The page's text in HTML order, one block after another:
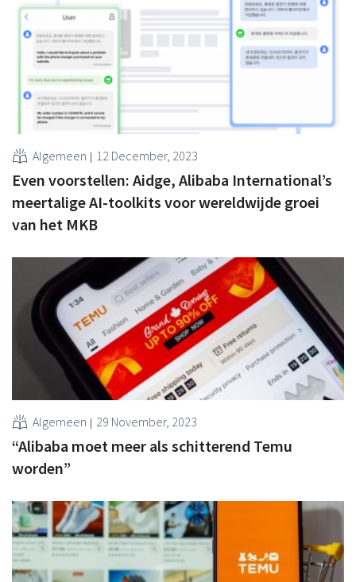
Algemeen 12 December, 2023
Even voorstellen: Aidge, Alibaba International’s
meertalige AI-toolkits voor wereldwijde groei
van het MKB
Algemeen 29 November, 2023
“Alibaba moet meer als schitterend Temu
worden”